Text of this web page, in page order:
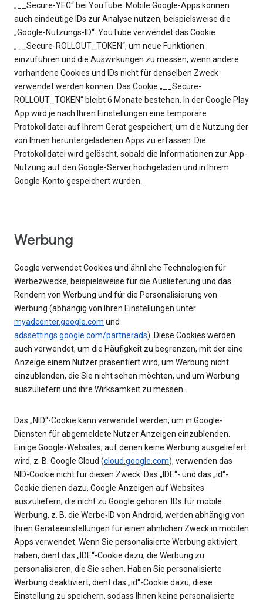
„__Secure-YEC“ bei YouTube. Mobile Google-Apps können
auch eindeutige IDs zur Analyse nutzen, beispielsweise die
„Google-Nutzungs-ID“. YouTube verwendet das Cookie
„__Secure-ROLLOUT_TOKEN“, um neue Funktionen
einzuführen und die Auswirkungen zu messen, wenn andere
vorhandene Cookies und IDs nicht für denselben Zweck
verwendet werden können. Das Cookie „__Secure-
ROLLOUT_TOKEN“ bleibt 6 Monate bestehen. In der Google Play
App wird je nach Ihren Einstellungen eine temporäre
Protokolldatei auf Ihrem Gerät gespeichert, um die Nutzung der
von Ihnen heruntergeladenen Apps zu erfassen. Die
Protokolldatei wird gelöscht, sobald die Informationen zur App-
Nutzung auf den Google-Server hochgeladen und in Ihrem
Google-Konto gespeichert wurden.
Werbung
Google verwendet Cookies und ähnliche Technologien für
Werbezwecke, beispielsweise für die Auslieferung und das
Rendern von Werbung und für die Personalisierung von
Werbung (abhängig von Ihren Einstellungen unter
myadcenter.google.com und
adssettings.google.com/partnerads). Diese Cookies werden
auch verwendet, um die Häufigkeit zu begrenzen, mit der eine
Anzeige einem Nutzer präsentiert wird, um Werbung nicht
einzublenden, die Sie nicht sehen möchten, und um Werbung
auszuliefern und ihre Wirksamkeit zu messen.
Das „NID“-Cookie kann verwendet werden, um in Google-
Diensten für abgemeldete Nutzer Anzeigen einzublenden.
Einige Google-Websites, auf denen keine Werbung ausgeliefert
wird, z. B. Google Cloud (cloud.google.com), verwenden das
NID-Cookie nicht für diesen Zweck. Das „IDE“- und das „id“-
Cookie dienen dazu, Google Anzeigen auf Websites
auszuliefern, die nicht zu Google gehören. IDs für mobile
Werbung, z. B. die Werbe‑ID von Android, werden abhängig von
Ihren Geräteeinstellungen für einen ähnlichen Zweck in mobilen
Apps verwendet. Wenn Sie personalisierte Werbung aktiviert
haben, dient das „IDE“-Cookie dazu, die Werbung zu
personalisieren, die Sie sehen. Haben Sie personalisierte
Werbung deaktiviert, dient das „id“-Cookie dazu, diese
Einstellung zu speichern, sodass Ihnen keine personalisierte